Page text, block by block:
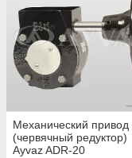
Механический привод
(червячный редуктор)
Ayvaz ADR-20